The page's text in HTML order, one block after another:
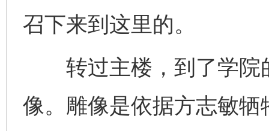
召下来到这里的。
转过主楼，到了学院
像。雕像是依据方志敏